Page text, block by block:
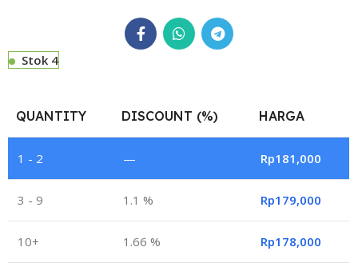
Stok 4
QUANTITY DISCOUNT (%) HARGA
1 - 2 — Rp181,000
3 - 9 1.1 % Rp179,000
10+ 1.66 % Rp178,000